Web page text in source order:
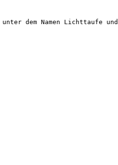
dem Namen Lichttaufe